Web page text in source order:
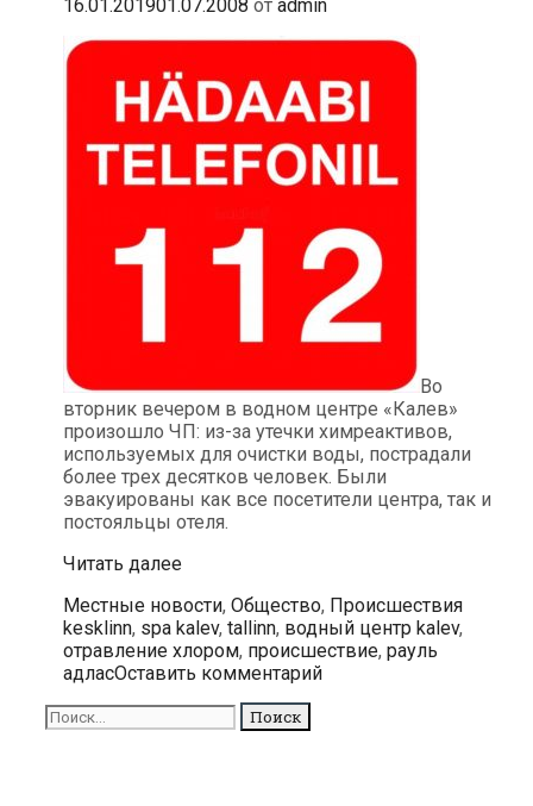
16.01.201901.07.2008 от admin
Во
вторник вечером в водном центре «Калев»
произошло ЧП: из-за утечки химреактивов,
используемых для очистки воды, пострадали
более трех десятков человек. Были
эвакуированы как все посетители центра, так и
постояльцы отеля.
Читать далееЧП
центре
«Калев»:
отравились
десятки
человек
Рубрики
Местные новости, Общество, ПроисшествияМетки
kesklinn, spa kalev, tallinn, водный центр kalev,
отравление хлором, происшествие, рауль
адласОставить комментарий
Поиск
для: